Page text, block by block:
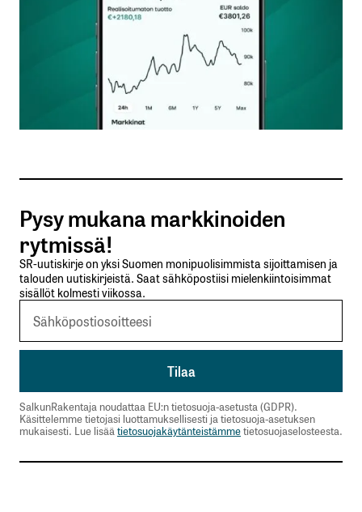
Nimesi tai nimimerkkisi
Sähköpostiosoitteesi
Tilaa SalkunRakentajan uutiskirje
Lähetä kommentti
Pysy mukana markkinoiden
rytmissä!
SR-uutiskirje on yksi Suomen monipuolisimmista sijoittamisen ja
talouden uutiskirjeistä. Saat sähköpostiisi mielenkiintoisimmat
sisällöt kolmesti viikossa.
SalkunRakentaja noudattaa EU:n tietosuoja-asetusta (GDPR).
Käsittelemme tietojasi luottamuksellisesti ja tietosuoja-asetuksen
mukaisesti. Lue lisäätietosuojakäytänteistämmetietosuojaselosteesta.